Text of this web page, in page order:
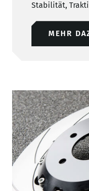
Stabilität,
MEHR